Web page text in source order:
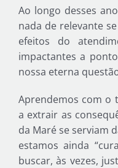
Ao longo desses
nada de relevante
efeitos do
impactantes a
nossa eterna
Aprendemos com o
a extrair as
da Maré se serviam
estamos ainda
buscar, às vezes,